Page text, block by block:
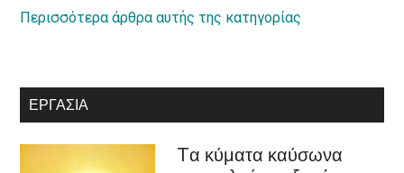
της
στην
Φροντίδας
Περισσότερα άρθρα αυτής της κατηγορίας
ΕΡΓΑΣΊΑ
Tα κύματα καύσωνα